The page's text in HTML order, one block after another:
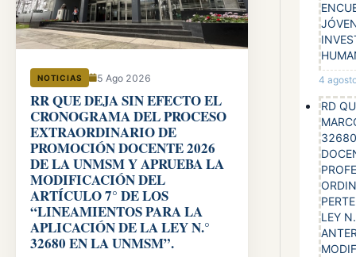
NOTICIAS 5 Ago 2026
RR QUE DEJA SIN EFECTO EL
CRONOGRAMA DEL PROCESO
EXTRAORDINARIO DE
PROMOCIÓN DOCENTE 2026
DE LA UNMSM Y APRUEBA LA
MODIFICACIÓN DEL
ARTÍCULO 7° DE LOS
“LINEAMIENTOS PARA LA
APLICACIÓN DE LA LEY N.°
32680 EN LA UNMSM”.
4
RD
LEY